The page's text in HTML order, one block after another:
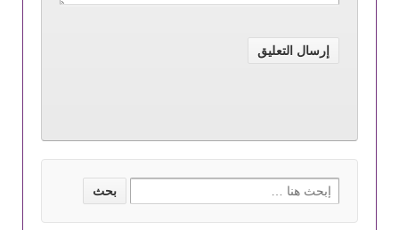
Search for: